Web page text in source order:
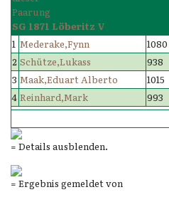
SG 1871 Löberitz V
1 Mederake,Fynn 1080
2 Schütze,Lukass 938
3 Maak,Eduart Alberto 1015
4 Reinhard,Mark 993
= Details ausblenden.
= Ergebnis gemeldet von